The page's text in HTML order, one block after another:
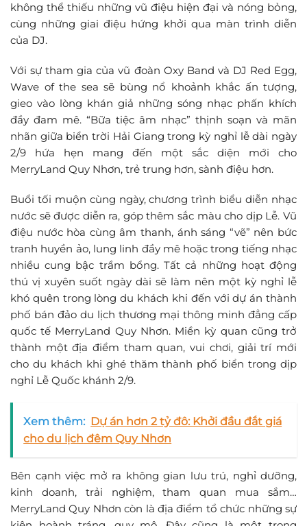
không thể thiếu những vũ điệu hiện đại và nóng bỏng,
cùng những giai điệu hứng khởi qua màn trình diễn
của DJ.
Với sự tham gia của vũ đoàn Oxy Band và DJ Red Egg,
Wave of the sea sẽ bùng nổ khoảnh khắc ấn tượng,
gieo vào lòng khán giả những sóng nhạc phấn khích
đầy đam mê. “Bữa tiệc âm nhạc” thịnh soạn và mãn
nhãn giữa biển trời Hải Giang trong kỳ nghỉ lễ dài ngày
2/9 hứa hẹn mang đến một sắc diện mới cho
MerryLand Quy Nhơn, trẻ trung hơn, sành điệu hơn.
Buổi tối muộn cùng ngày, chương trình biểu diễn nhạc
nước sẽ được diễn ra, góp thêm sắc màu cho dịp Lễ. Vũ
điệu nước hòa cùng âm thanh, ánh sáng “vẽ” nên bức
tranh huyền ảo, lung linh đầy mê hoặc trong tiếng nhạc
nhiều cung bậc trầm bổng. Tất cả những hoạt động
thú vị xuyên suốt ngày dài sẽ làm nên một kỳ nghỉ lễ
khó quên trong lòng du khách khi đến với dự án thành
phố bán đảo du lịch thương mại thông minh đẳng cấp
quốc tế MerryLand Quy Nhơn. Miền kỳ quan cũng trở
thành một địa điểm tham quan, vui chơi, giải trí mới
cho du khách khi ghé thăm thành phố biển trong dịp
nghỉ Lễ Quốc khánh 2/9.
Xem thêm: Dự án hơn 2 tỷ đô: Khởi đầu đắt giá
cho du lịch đêm Quy Nhơn
Bên cạnh việc mở ra không gian lưu trú, nghỉ dưỡng,
kinh doanh, trải nghiệm, tham quan mua sắm…
MerryLand Quy Nhơn còn là địa điểm tổ chức những sự